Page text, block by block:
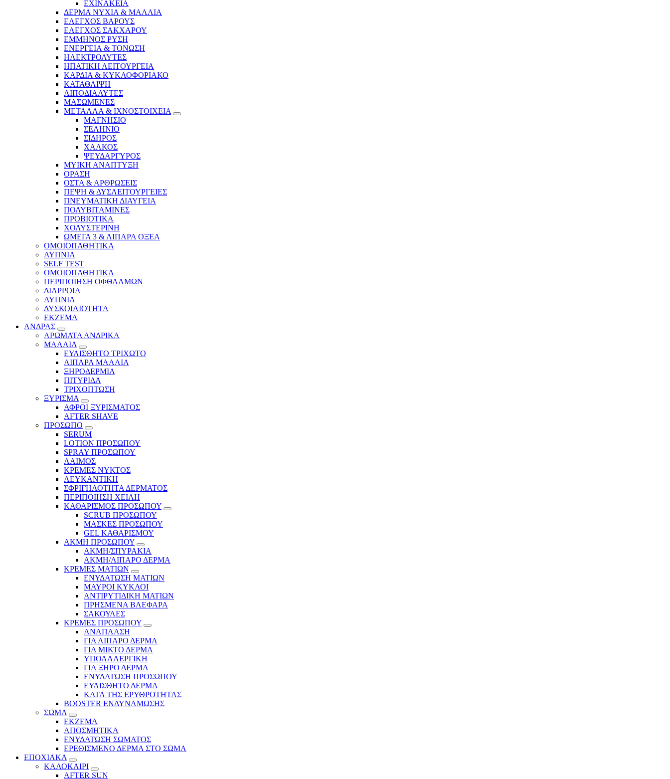
ΕΧΙΝΑΚΕΙΑ
ΔΕΡΜΑ ΝΥΧΙΑ & ΜΑΛΛΙΑ
ΕΛΕΓΧΟΣ ΒΑΡΟΥΣ
ΕΛΕΓΧΟΣ ΣΑΚΧΑΡΟΥ
ΕΜΜΗΝΟΣ ΡΥΣΗ
ΕΝΕΡΓΕΙΑ & ΤΟΝΩΣΗ
ΗΛΕΚΤΡΟΛΥΤΕΣ
ΗΠΑΤΙΚΗ ΛΕΙΤΟΥΡΓΕΙΑ
ΚΑΡΔΙΑ & ΚΥΚΛΟΦΟΡΙΑΚΟ
ΚΑΤΑΘΛΙΨΗ
ΛΙΠΟΔΙΑΛΥΤΕΣ
ΜΑΣΩΜΕΝΕΣ
ΜΕΤΑΛΛΑ & ΙΧΝΟΣΤΟΙΧΕΙΑ
ΜΑΓΝΗΣΙΟ
ΣΕΛΗΝΙΟ
ΣΙΔΗΡΟΣ
ΧΑΛΚΟΣ
ΨΕΥΔΑΡΓΥΡΟΣ
ΜΥΙΚΗ ΑΝΑΠΤΥΞΗ
ΟΡΑΣΗ
ΟΣΤΑ & ΑΡΘΡΩΣΕΙΣ
ΠΕΨΗ & ΔΥΣΛΕΙΤΟΥΡΓΕΙΕΣ
ΠΝΕΥΜΑΤΙΚΗ ΔΙΑΥΓΕΙΑ
ΠΟΛΥΒΙΤΑΜΙΝΕΣ
ΠΡΟΒΙΟΤΙΚΑ
ΧΟΛΥΣΤΕΡΙΝΗ
ΩΜΕΓΑ 3 & ΛΙΠΑΡΑ ΟΞΕΑ
ΟΜΟΙΟΠΑΘΗΤΙΚΑ
ΑΥΠΝΙΑ
SELF TEST
ΟΜΟΙΟΠΑΘΗΤΙΚΑ
ΠΕΡΙΠΟΙΗΣΗ ΟΦΘΑΛΜΩΝ
ΔΙΑΡΡΟΙΑ
ΑΥΠΝΙΑ
ΔΥΣΚΟΙΛΙΟΤΗΤΑ
ΕΚΖΕΜΑ
ΑΝΔΡΑΣ
ΑΡΩΜΑΤΑ ΑΝΔΡΙΚΑ
ΜΑΛΛΙΑ
ΕΥΑΙΣΘΗΤΟ ΤΡΙΧΩΤΟ
ΛΙΠΑΡΑ ΜΑΛΛΙΑ
ΞΗΡΟΔΕΡΜΙΑ
ΠΙΤΥΡΙΔΑ
ΤΡΙΧΟΠΤΩΣΗ
ΞΥΡΙΣΜΑ
ΑΦΡΟΙ ΞΥΡΙΣΜΑΤΟΣ
AFTER SHAVE
ΠΡΟΣΩΠΟ
SERUM
LOTION ΠΡΟΣΩΠΟΥ
SPRAY ΠΡΟΣΩΠΟΥ
ΛΑΙΜΟΣ
ΚΡΕΜΕΣ ΝΥΚΤΟΣ
ΛΕΥΚΑΝΤΙΚΗ
ΣΦΡΙΓΗΛΟΤΗΤΑ ΔΕΡΜΑΤΟΣ
ΠΕΡΙΠΟΙΗΣΗ ΧΕΙΛΗ
ΚΑΘΑΡΙΣΜΟΣ ΠΡΟΣΩΠΟΥ
SCRUB ΠΡΟΣΩΠΟΥ
ΜΑΣΚΕΣ ΠΡΟΣΩΠΟΥ
GEL ΚΑΘΑΡΙΣΜΟΥ
ΑΚΜΗ ΠΡΟΣΩΠΟΥ
ΑΚΜΗ/ΣΠΥΡΑΚΙΑ
ΑΚΜΗ/ΛΙΠΑΡΟ ΔΕΡΜΑ
ΚΡΕΜΕΣ ΜΑΤΙΩΝ
ΕΝΥΔΑΤΩΣΗ ΜΑΤΙΩΝ
ΜΑΥΡΟΙ ΚΥΚΛΟΙ
ΑΝΤΙΡΥΤΙΔΙΚΗ ΜΑΤΙΩΝ
ΠΡΗΣΜΕΝΑ ΒΛΕΦΑΡΑ
ΣΑΚΟΥΛΕΣ
ΚΡΕΜΕΣ ΠΡΟΣΩΠΟΥ
ΑΝΑΠΛΑΣΗ
ΓΙΑ ΛΙΠΑΡΟ ΔΕΡΜΑ
ΓΙΑ ΜΙΚΤΟ ΔΕΡΜΑ
ΥΠΟΑΛΛΕΡΓΙΚΗ
ΓΙΑ ΞΗΡΟ ΔΕΡΜΑ
ΕΝΥΔΑΤΩΣΗ ΠΡΟΣΩΠΟΥ
ΕΥΑΙΣΘΗΤΟ ΔΕΡΜΑ
ΚΑΤΑ ΤΗΣ ΕΡΥΘΡΟΤΗΤΑΣ
BOOSTER ΕΝΔΥΝΑΜΩΣΗΣ
ΣΩΜΑ
ΕΚΖΕΜΑ
ΑΠΟΣΜΗΤΙΚΑ
ΕΝΥΔΑΤΩΣΗ ΣΩΜΑΤΟΣ
ΕΡΕΘΙΣΜΕΝΟ ΔΕΡΜΑ ΣΤΟ ΣΩΜΑ
ΕΠΟΧΙΑΚΑ
ΚΑΛΟΚΑΙΡΙ
AFTER SUN